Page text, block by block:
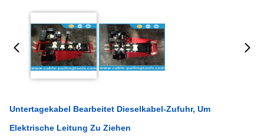
Untertagekabel Bearbeitet Dieselkabel-Zufuhr, Um
Elektrische Leitung Zu Ziehen